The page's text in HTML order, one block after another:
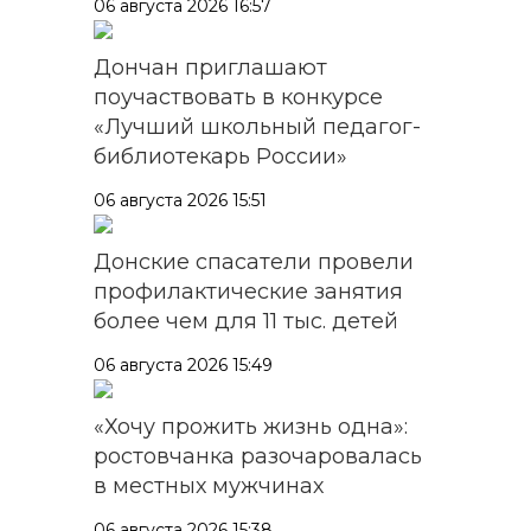
06 августа 2026 16:57
Дончан приглашают
поучаствовать в конкурсе
«Лучший школьный педагог-
библиотекарь России»
06 августа 2026 15:51
Донские спасатели провели
профилактические занятия
более чем для 11 тыс. детей
06 августа 2026 15:49
«Хочу прожить жизнь одна»:
ростовчанка разочаровалась
в местных мужчинах